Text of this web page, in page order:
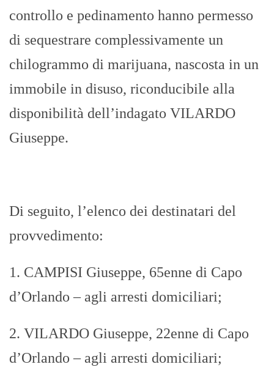
controllo e pedinamento hanno permesso
di sequestrare complessivamente un
chilogrammo di marijuana, nascosta in un
immobile in disuso, riconducibile alla
disponibilità dell’indagato VILARDO
Giuseppe.
Di seguito, l’elenco dei destinatari del
provvedimento:
1. CAMPISI Giuseppe, 65enne di Capo
d’Orlando – agli arresti domiciliari;
2. VILARDO Giuseppe, 22enne di Capo
d’Orlando – agli arresti domiciliari;